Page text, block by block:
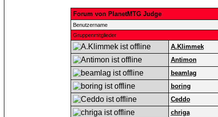
Forum von PlanetMTG Judge
Benutzername
Gruppenmitglieder
A.Klimmek
Antimon
beamlag
boring
Ceddo
chriga